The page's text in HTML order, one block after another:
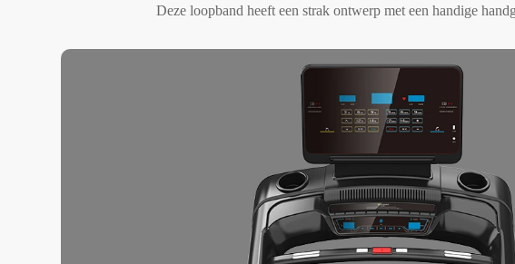
Deze loopband heeft een strak ontwerp met een handige